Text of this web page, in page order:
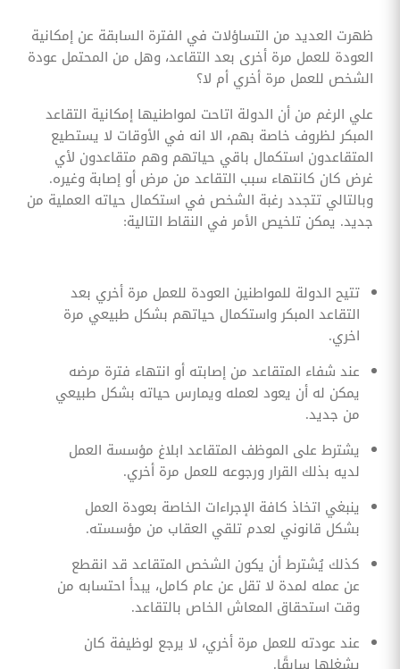
ظهرت العديد من التساؤلات في الفترة السابقة عن إمكانية
العودة للعمل مرة أخرى بعد التقاعد، وهل من المحتمل عودة
الشخص للعمل مرة أخري أم لا؟
علي الرغم من أن الدولة اتاحت لمواطنيها إمكانية التقاعد
المبكر لظروف خاصة بهم، الا انه في الأوقات لا يستطيع
المتقاعدون استكمال باقي حياتهم وهم متقاعدون لأي
غرض كان كانتهاء سبب التقاعد من مرض أو إصابة وغيره.
وبالتالي تتجدد رغبة الشخص في استكمال حياته العملية من
جديد. يمكن تلخيص الأمر في النقاط التالية:
تتيح الدولة للمواطنين العودة للعمل مرة أخري بعد
التقاعد المبكر واستكمال حياتهم بشكل طبيعي مرة
اخري.
عند شفاء المتقاعد من إصابته أو انتهاء فترة مرضه
يمكن له أن يعود لعمله ويمارس حياته بشكل طبيعي
من جديد.
يشترط على الموظف المتقاعد ابلاغ مؤسسة العمل
لديه بذلك القرار ورجوعه للعمل مرة أخري.
ينبغي اتخاذ كافة الإجراءات الخاصة بعودة العمل
بشكل قانوني لعدم تلقي العقاب من مؤسسته.
كذلك يُشترط أن يكون الشخص المتقاعد قد انقطع
عن عمله لمدة لا تقل عن عام كامل، يبدأ احتسابه من
وقت استحقاق المعاش الخاص بالتقاعد.
عند عودته للعمل مرة أخري، لا يرجع لوظيفة كان